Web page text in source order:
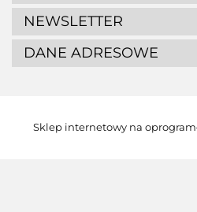
NEWSLETTER
DANE ADRESOWE
Sklep internetowy na